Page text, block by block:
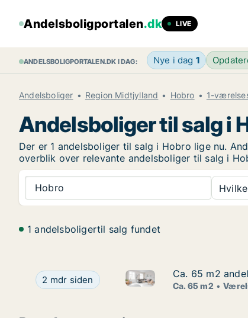
Andelsboligportalen.dk LIVE
ANDELSBOLIGPORTALEN.DK I DAG: Nye i dag 1
Andelsboliger Region Midtjylland Hobro 1-
Andelsboliger til salg i
Der er 1 andelsboliger til salg i Hobro lige nu.
overblik over relevante andelsboliger til salg i
Hobro
1 andelsboligertil salg fundet
Ca. 65 m2 andelsbolig til salg i 9500 Hobro,
2 mdr siden Ca. 65 m2 andelsbolig til
Ca. 65 m2
Ca. 65 m2
Ca. 65 m2